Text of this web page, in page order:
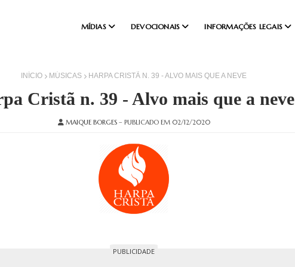
MÍDIAS DEVOCIONAIS INFORMAÇÕES LEGAIS
INÍCIO MÚSICAS HARPA CRISTÃ N. 39 - ALVO MAIS QUE A NEVE
Cristã n. 39 - Alvo mais que a neve
MAIQUE BORGES– PUBLICADO EM 02/12/2020